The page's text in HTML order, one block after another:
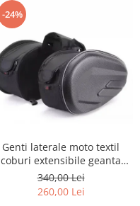
-24%
Genti laterale moto textil
coburi extensibile geanta
bagaj
340,00 Lei
260,00 Lei